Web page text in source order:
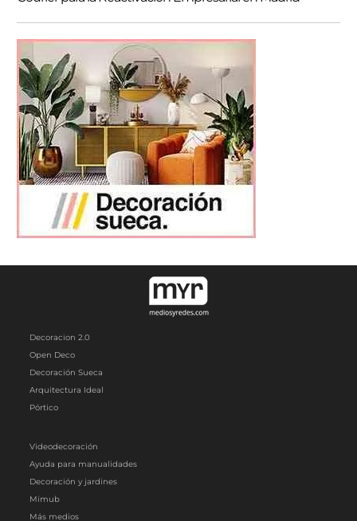
Decoracion 2.0
Open Deco
Decoración Sueca
Arquitectura Ideal
Pórtico
Videodecoración
Ayuda para manualidades
Decoración y jardines
Mimub
Más medios